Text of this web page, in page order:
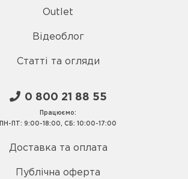
Outlet
Відеоблог
Статті та огляди
0 800 21 88 55
Працюємо:
ПН-ПТ: 9:00-18:00, СБ: 10:00-17:00
Доставка та оплата
Публічна оферта